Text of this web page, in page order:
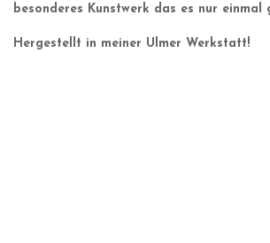
besonderes Kunstwerk das es nur einmal
Hergestellt in meiner Ulmer Werkstatt!